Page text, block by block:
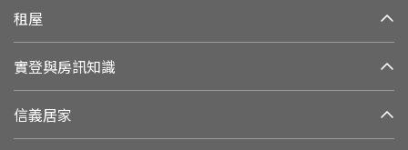
租屋
實登與房訊知識
信義居家